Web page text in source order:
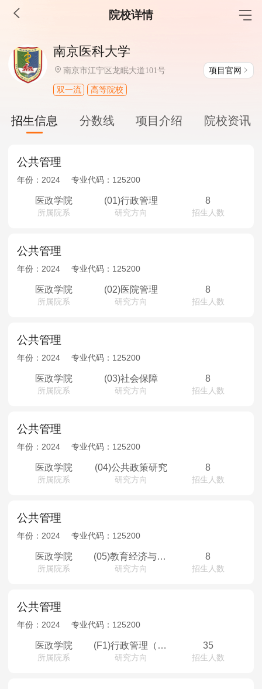
院校详情
MBA工商管理
院校库 考试报名 招生政策 学制学费
报名流程
考试真题
报考经验 招生简章
MEM工程管理
考试真题
报考经验
院校库 考试报名 招生政策
报名流程
MPAcc会计专硕
院校库 考试报名 招生政策 学制学费
报名流程
考试真题
报考经验 招生简章
MTA旅游管理
院校库 考试报名 招生政策
考试真题
报考经验 招生简章
南京医科大学
南京市江宁区龙眠大道101号 项目官网
双一流 高等院校
招生信息 分数线 项目介绍 院校资讯
公共管理
年份： 2024 专业代码： 125200
医政学院
所属院系
(01)行政管理
研究方向
8
招生人数
公共管理
年份： 2024 专业代码： 125200
医政学院
所属院系
(02)医院管理
研究方向
8
招生人数
公共管理
年份： 2024 专业代码： 125200
医政学院
所属院系
(03)社会保障
研究方向
8
招生人数
公共管理
年份： 2024 专业代码： 125200
医政学院
所属院系
(04)公共政策研究
研究方向
8
招生人数
公共管理
年份： 2024 专业代码： 125200
医政学院
所属院系
(05)教育经济与管理
研究方向
8
招生人数
公共管理
年份： 2024 专业代码： 125200
医政学院
所属院系
(F1)行政管理（非全）
研究方向
35
招生人数